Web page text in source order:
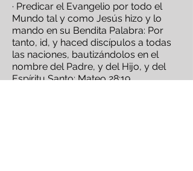
· Predicar el Evangelio por todo el
Mundo tal y como Jesús hizo y lo
mando en su Bendita Palabra: Por
tanto, id, y haced discípulos a todas
las naciones, bautizándolos en el
nombre del Padre, y del Hijo, y del
Espíritu Santo;Mateo 28:19.